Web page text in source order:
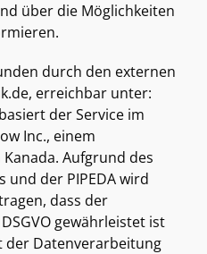
über die Möglichkeiten
durch den externen
der Service im
Inc., einem
Aufgrund des
und der PIPEDA wird
dass der
gewährleistet ist
der Datenverarbeitung